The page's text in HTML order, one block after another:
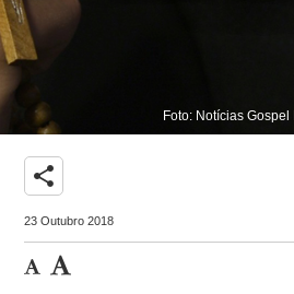
Foto: Notícias Gospel
share
23 Outubro 2018